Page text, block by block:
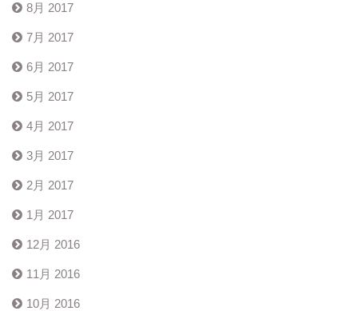
8月 2017
7月 2017
6月 2017
5月 2017
4月 2017
3月 2017
2月 2017
1月 2017
12月 2016
11月 2016
10月 2016